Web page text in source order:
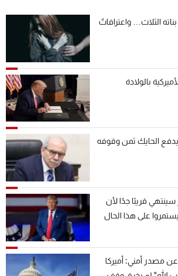
الثلاث… واعترافاتٌ
بالولادة
الحايك ثمن وقوفه
سينتهي قريبًا جدًا لأن
يستمروا على هذا الحال
عن مصدر أمني: أميركا